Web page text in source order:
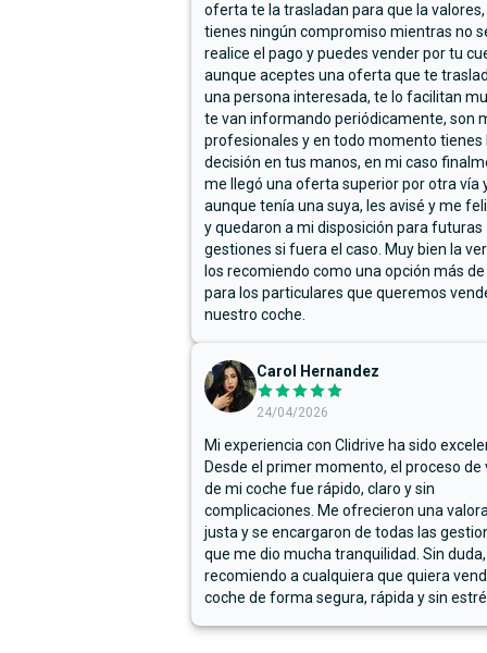
oferta te la trasladan para que la
tienes ningún compromiso mientras no
realice el pago y puedes vender por tu
aunque aceptes una oferta que te
una persona interesada, te lo facilitan
te van informando periódicamente, son
profesionales y en todo momento tienes
decisión en tus manos, en mi caso
me llegó una oferta superior por otra vía
aunque tenía una suya, les avisé y me
y quedaron a mi disposición para futuras
gestiones si fuera el caso. Muy bien la
los recomiendo como una opción más
para los particulares que queremos
nuestro coche.
Carol Hernandez
24/04/2026
Mi experiencia con Clidrive ha sido
Desde el primer momento, el proceso de
de mi coche fue rápido, claro y sin
complicaciones. Me ofrecieron una
justa y se encargaron de todas las
que me dio mucha tranquilidad. Sin
recomiendo a cualquiera que quiera
coche de forma segura, rápida y sin